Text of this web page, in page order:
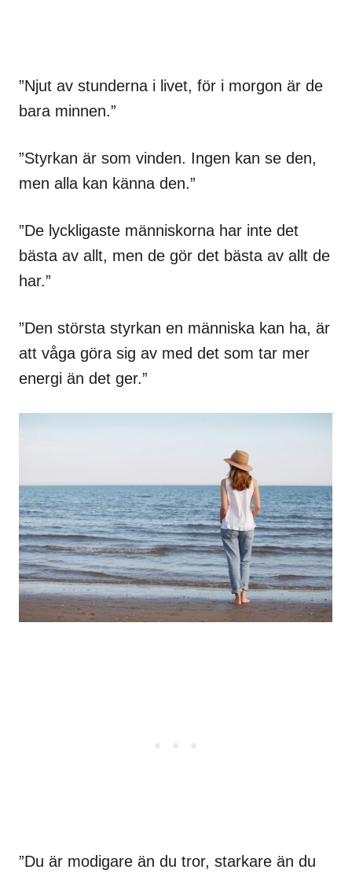
”Njut av stunderna i livet, för i morgon är de
bara minnen.”
”Styrkan är som vinden. Ingen kan se den,
men alla kan känna den.”
”De lyckligaste människorna har inte det
bästa av allt, men de gör det bästa av allt de
har.”
”Den största styrkan en människa kan ha, är
att våga göra sig av med det som tar mer
energi än det ger.”
”Du är modigare än du tror, starkare än du